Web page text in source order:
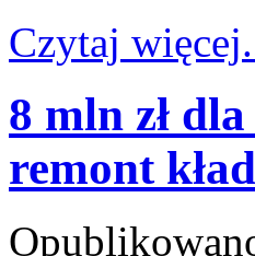
Czytaj
8 mln zł
remont